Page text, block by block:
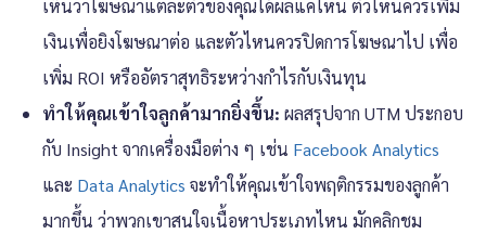
เห็นว่าโฆษณาแต่ละตัวของคุณได้ผลแค่ไหน ตัวไหนควรเพิ่ม
เงินเพื่อยิงโฆษณาต่อ และตัวไหนควรปิดการโฆษณาไป เพื่อ
เพิ่ม ROI หรืออัตราสุทธิระหว่างกำไรกับเงินทุน
ทำให้คุณเข้าใจลูกค้ามากยิ่งขึ้น: ผลสรุปจาก UTM ประกอบ
กับ Insight จากเครื่องมือต่าง ๆ เช่น Facebook Analytics
และ Data Analytics จะทำให้คุณเข้าใจพฤติกรรมของลูกค้า
มากขึ้น ว่าพวกเขาสนใจเนื้อหาประเภทไหน มักคลิกชม